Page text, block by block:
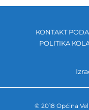
KONTAKT
POLITIKA
© 2018 Općina